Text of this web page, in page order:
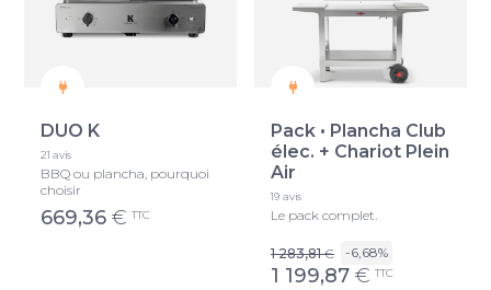
DUO K
21 avis
BBQ ou plancha, pourquoi
choisir
669,36 € TTC
Pack • Plancha Club
élec. + Chariot Plein
Air
19 avis
Le pack complet.
1 283,81 € -6,68%
1 199,87 € TTC